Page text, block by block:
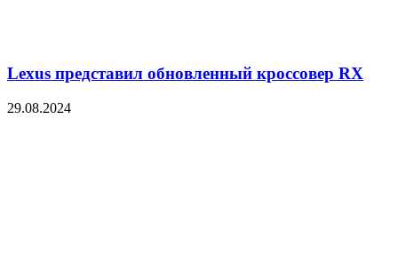
Lexus представил обновленный кроссовер RX
29.08.2024